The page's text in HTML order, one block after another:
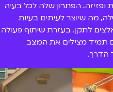
ופזיזה. הפתרון שלה לכל בעיה
מה שיוצר לעיתים בעיות
לתקן. בעזרת שיתוף פעולה
תמיד מצילים את המצב
הדרך.